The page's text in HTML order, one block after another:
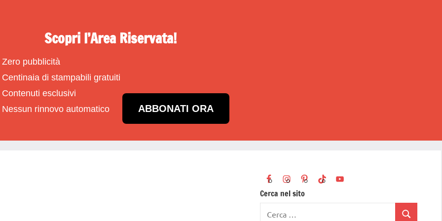
Scopri l’Area Riservata!
Zero pubblicità
Centinaia di stampabili gratuiti
Contenuti esclusivi
Nessun rinnovo automatico
ABBONATI ORA
Cerca nel sito